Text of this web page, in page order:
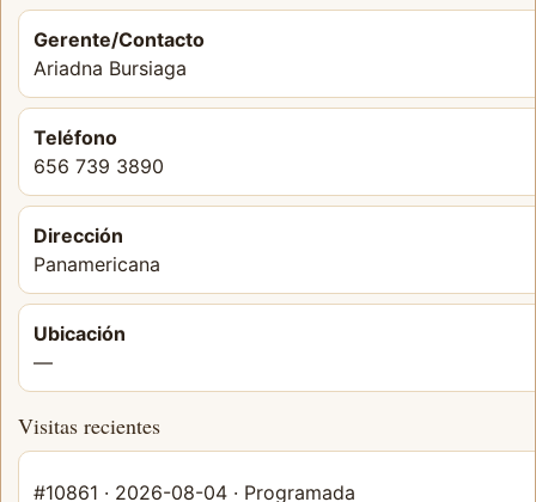
Gerente/Contacto
Ariadna Bursiaga
Teléfono
656 739 3890
Dirección
Panamericana
Ubicación
—
Visitas recientes
#10861 · 2026-08-04 · Programada